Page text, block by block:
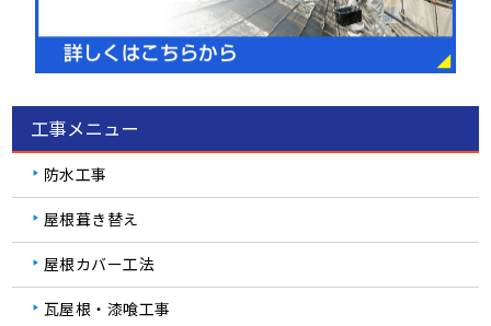
工事メニュー
防水工事
屋根葺き替え
屋根カバー工法
瓦屋根・漆喰工事